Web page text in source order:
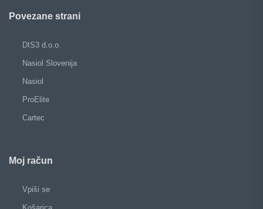
Povezane strani
DIS3 d.o.o.
Nasiol Slovenija
Nasiol
ProElite
Cartec
Moj račun
Vpiši se